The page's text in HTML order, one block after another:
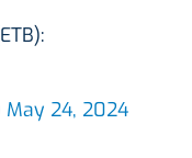
May 24, 2024